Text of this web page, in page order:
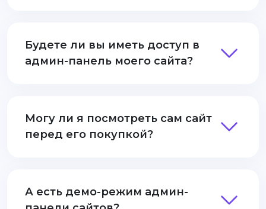
Будете ли вы иметь доступ в
админ-панель моего сайта?
Могу ли я посмотреть сам сайт
перед его покупкой?
А есть демо-режим админ-